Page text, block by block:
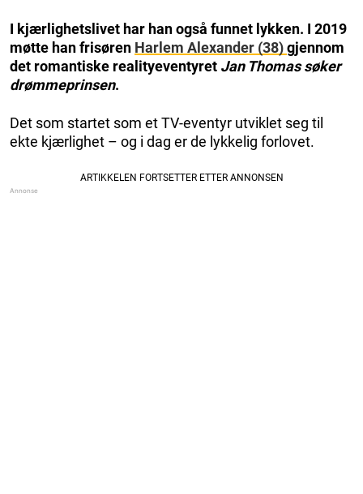
I kjærlighetslivet har han også funnet lykken. I 2019
møtte han frisøren Harlem Alexander (38)gjennom
det romantiske realityeventyret Jan Thomas søker
drømmeprinsen.
Det som startet som et TV-eventyr utviklet seg til
ekte kjærlighet – og i dag er de lykkelig forlovet.